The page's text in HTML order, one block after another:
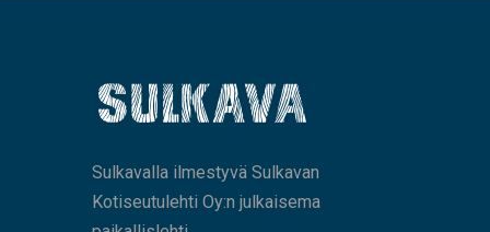
Sulkavalla ilmestyvä Sulkavan
Kotiseutulehti Oy:n julkaisema